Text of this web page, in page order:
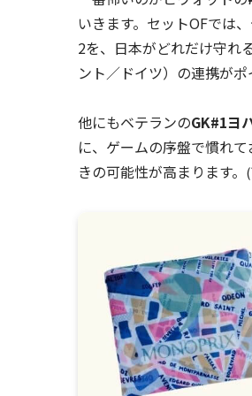
いきます。セットOFでは
2を、日本がどれだけ守れ
ント／ドイツ）の連携がポ
他にもベテランのGK#1ヨ
に、ゲームの序盤で慣れ
きの可能性が高まります。